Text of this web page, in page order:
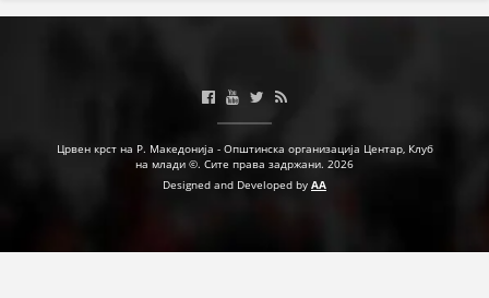
ПРИРАЧНИЦИ
СТРАТЕГИИ
Црвен крст на Р. Македонија - Општинска организација Центар, Клуб
на млади ©. Сите права задржани. 2026
Designed and Developed by AA